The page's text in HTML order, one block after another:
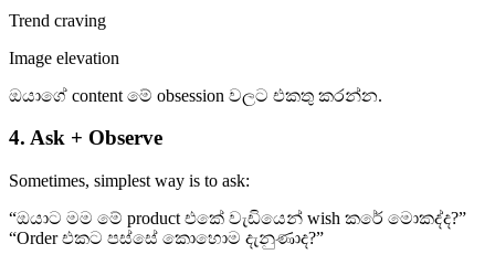
Trend craving
Image elevation
ඔයාගේ content මේ obsession වලට එකතු කරන්න.
4. Ask + Observe
Sometimes, simplest way is to ask:
“ඔයාට මම මේ product එකේ වැඩියෙන් wish කරේ මොකද්ද?”
“Order එකට පස්සේ කොහොම දැනුණාද?”